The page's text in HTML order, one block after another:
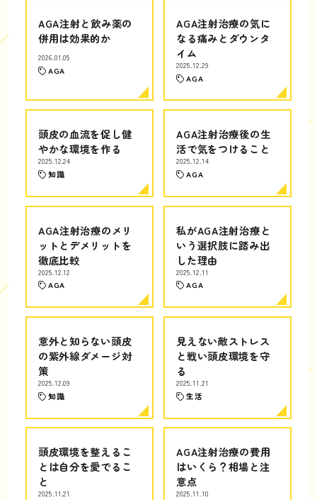
AGA注射と飲み薬の
併用は効果的か
2026.01.05
AGA
AGA注射治療の気に
なる痛みとダウンタ
イム
2025.12.29
AGA
頭皮の血流を促し健
やかな環境を作る
2025.12.24
知識
AGA注射治療後の生
活で気をつけること
2025.12.14
AGA
AGA注射治療のメリ
ットとデメリットを
徹底比較
2025.12.12
AGA
私がAGA注射治療と
いう選択肢に踏み出
した理由
2025.12.11
AGA
意外と知らない頭皮
の紫外線ダメージ対
策
2025.12.09
知識
見えない敵ストレス
と戦い頭皮環境を守
る
2025.11.21
生活
頭皮環境を整えるこ
とは自分を愛でるこ
と
2025.11.21
AGA注射治療の費用
はいくら？相場と注
意点
2025.11.10